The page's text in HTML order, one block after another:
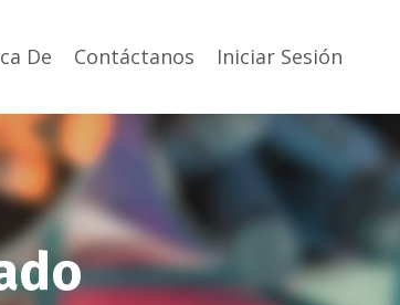
De Contáctanos Iniciar Sesión